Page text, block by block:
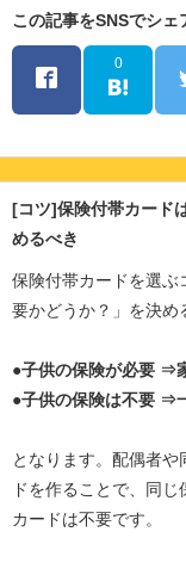
この記事をSNSでシェ
0
[コツ]保険付帯カード
めるべき
保険付帯カードを選ぶ
要かどうか？」を決め
●子供の保険が必要 ⇒
●子供の保険は不要 ⇒
となります。配偶者
ドを作ることで、同
カードは不要です。